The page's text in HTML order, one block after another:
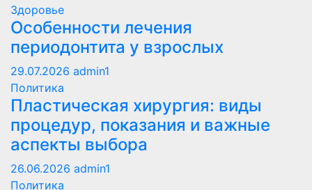
Здоровье
Особенности лечения
периодонтита у взрослых
29.07.2026 admin1
Политика
Пластическая хирургия: виды
процедур, показания и важные
аспекты выбора
26.06.2026 admin1
Политика